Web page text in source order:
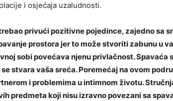
i osjećaja uzaludnosti.
privući pozitivne pojedince, zajedno sa
prostora jer to može stvoriti zabunu u
sobi povećava njenu privlačnost. Spavaća
stvara vaša sreća. Poremećaj na ovom
i problemima u intimnom životu.
predmeta koji nisu izravno povezani sa